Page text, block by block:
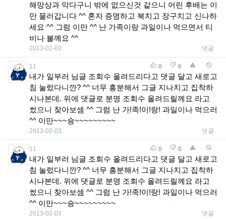
해망상과 악다구니 밖에 없으신것 같으니 어린 후배는 이
만 물러갑니다 ^^ 혼자 증명하고 북치고 장구치고 신나하
세요 ^^ 그럼 이만 ^^ 난 가족이랑 과일이나 먹으면서 티
비나 볼께요 ^^
2013-02-03 댓글
11 0 0
내가 일부러 님글 조회수 올려드리다고 댓글 달고 새로고
침 눌렀다니깐? ^^ 너무 흥분해서 그글 지나치고 집착하
시나본데. 위에 댓글로 분명 조회수 올려드릴께요 라고
썼으니 찾아보셈 ^^ 그럼 난 가!족!이!랑! 과일이나 먹으러
^^ 이만~~~슝~~~~~~~~~
2013-02-03 댓글
11 0 0
내가 일부러 님글 조회수 올려드리다고 댓글 달고 새로고
침 눌렀다니깐? ^^ 너무 흥분해서 그글 지나치고 집착하
시나본데. 위에 댓글로 분명 조회수 올려드릴께요 라고
썼으니 찾아보셈 ^^ 그럼 난 가!족!이!랑! 과일이나 먹으러
^^ 이만~~~슝~~~~~~~~~
2013-02-03 댓글